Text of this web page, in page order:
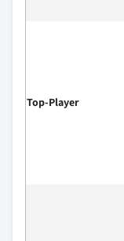
Top-Player